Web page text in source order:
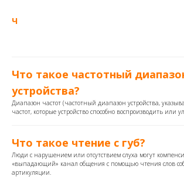
Ч
Что такое частотный
устройства?
Диапазон частот (частотный диапазон устройства,
частот, которые устройство способно воспроизводить или
Что такое чтение с губ?
Люди с нарушением или отсутствием слуха могут
«выпадающий» канал общения с помощью чтения слов
артикуляции.